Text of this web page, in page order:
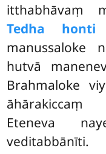
itthabhāvaṃ
Tedha honti
manussaloke
hutvā
Brahmaloke
Eteneva
veditabbānīti.